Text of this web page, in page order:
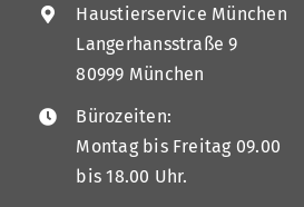
Haustierservice München
Langerhansstraße 9
80999 München
Bürozeiten:
Montag bis Freitag 09.00
bis 18.00 Uhr.